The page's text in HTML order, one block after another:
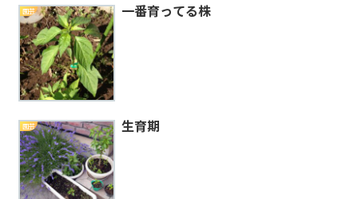
園芸 一番育ってる株
園芸 生育期